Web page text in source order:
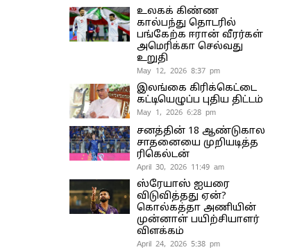
உலகக் கிண்ண
கால்பந்து தொடரில்
பங்கேற்க ஈரான் வீரர்கள்
அமெரிக்கா செல்வது
உறுதி
May 12, 2026 8:37 pm
இலங்கை கிரிக்கெட்டை
கட்டியெழுப்ப புதிய திட்டம்
May 1, 2026 6:28 pm
சனத்தின் 18 ஆண்டுகால
சாதனையை முறியடித்த
ரிகெல்டன்
April 30, 2026 11:49 am
ஸ்ரேயாஸ் ஐயரை
விடுவித்தது ஏன்?
கொல்கத்தா அணியின்
முன்னாள் பயிற்சியாளர்
விளக்கம்
April 24, 2026 5:38 pm